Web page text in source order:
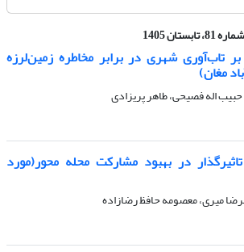
تاب‌آوری شهری در برابر مخاطره زمین‌لرزه
مغان)
اله فصیحی، طاهر پریزادی
در بهبود مشارکت محله محور(مورد
میری، معصومه حافظ رضازاده